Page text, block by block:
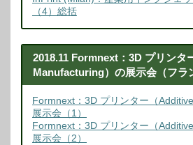
（4）総括
2018.11 Formnext：3D プリンタ
Manufacturing）の展示会（フラ
Formnext：3D プリンター（
展示会（1）
Formnext：3D プリンター（
展示会（2）